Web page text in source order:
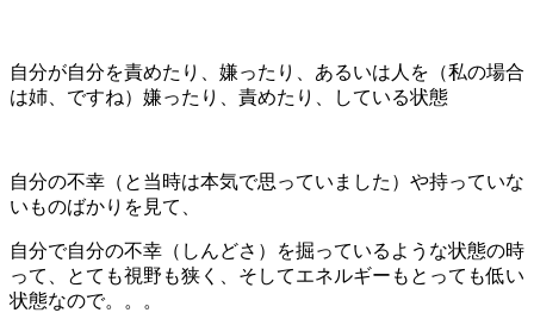
自分が自分を責めたり、嫌ったり、あるいは人を（私の場合
は姉、ですね）嫌ったり、責めたり、している状態
自分の不幸（と当時は本気で思っていました）や持っていな
いものばかりを見て、
自分で自分の不幸（しんどさ）を掘っているような状態の時
って、とても視野も狭く、そしてエネルギーもとっても低い
状態なので。。。